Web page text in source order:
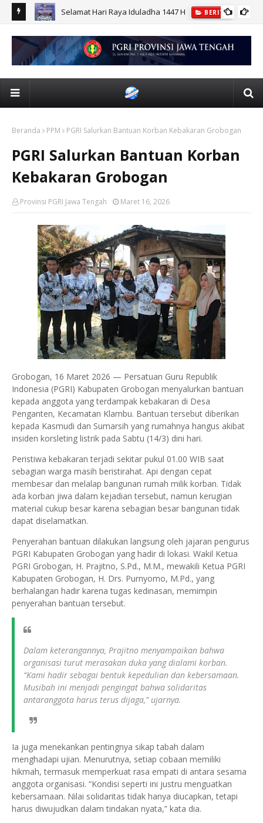
Selamat Hari Raya Iduladha 1447 H BERITA
Beranda PPM PGRI Salurkan Bantuan Korban Kebakaran Grobogan
PGRI Salurkan Bantuan Korban
Kebakaran Grobogan
Provinsi PGRI Jawa Tengah Maret 16, 2026
Grobogan, 16 Maret 2026 — Persatuan Guru Republik
Indonesia (PGRI) Kabupaten Grobogan menyalurkan bantuan
kepada anggota yang terdampak kebakaran di Desa
Penganten, Kecamatan Klambu. Bantuan tersebut diberikan
kepada Kasmudi dan Sumarsih yang rumahnya hangus akibat
insiden korsleting listrik pada Sabtu (14/3) dini hari.
Peristiwa kebakaran terjadi sekitar pukul 01.00 WIB saat
sebagian warga masih beristirahat. Api dengan cepat
membesar dan melalap bangunan rumah milik korban. Tidak
ada korban jiwa dalam kejadian tersebut, namun kerugian
material cukup besar karena sebagian besar bangunan tidak
dapat diselamatkan.
Penyerahan bantuan dilakukan langsung oleh jajaran pengurus
PGRI Kabupaten Grobogan yang hadir di lokasi. Wakil Ketua
PGRI Grobogan, H. Prajitno, S.Pd., M.M., mewakili Ketua PGRI
Kabupaten Grobogan, H. Drs. Purnyomo, M.Pd., yang
berhalangan hadir karena tugas kedinasan, memimpin
penyerahan bantuan tersebut.
Dalam keterangannya, Prajitno menyampaikan bahwa
organisasi turut merasakan duka yang dialami korban.
“Kami hadir sebagai bentuk kepedulian dan kebersamaan.
Musibah ini menjadi pengingat bahwa solidaritas
antaranggota harus terus dijaga,” ujarnya.
Ia juga menekankan pentingnya sikap tabah dalam
menghadapi ujian. Menurutnya, setiap cobaan memiliki
hikmah, termasuk memperkuat rasa empati di antara sesama
anggota organisasi. “Kondisi seperti ini justru menguatkan
kebersamaan. Nilai solidaritas tidak hanya diucapkan, tetapi
harus diwujudkan dalam tindakan nyata,” kata dia.